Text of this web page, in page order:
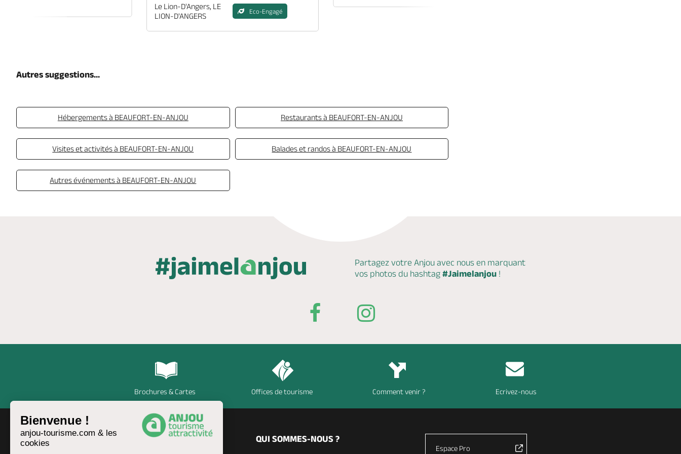
Bienvenue !
anjou-tourisme.com & les
cookies
Le Lion-D'Angers, LE
LION-D'ANGERS
Eco-Engagé
Autres suggestions...
Hébergements à BEAUFORT-EN-ANJOU Restaurants à BEAUFORT-EN-ANJOU
Visites et activités à BEAUFORT-EN-ANJOU Balades et randos à BEAUFORT-EN-ANJOU
Autres événements à BEAUFORT-EN-ANJOU
Partagez votre Anjou avec nous en marquant
vos photos du hashtag #Jaimelanjou !
Brochures & Cartes Offices de tourisme Comment venir ? Ecrivez-nous
QUI SOMMES-NOUS ?
Espace Pro